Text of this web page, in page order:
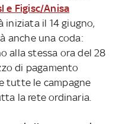
e Figisc/Anisa
iniziata il 14 giugno,
anche una coda:
alla stessa ora del 28
di pagamento
tutte le campagne
la rete ordinaria.